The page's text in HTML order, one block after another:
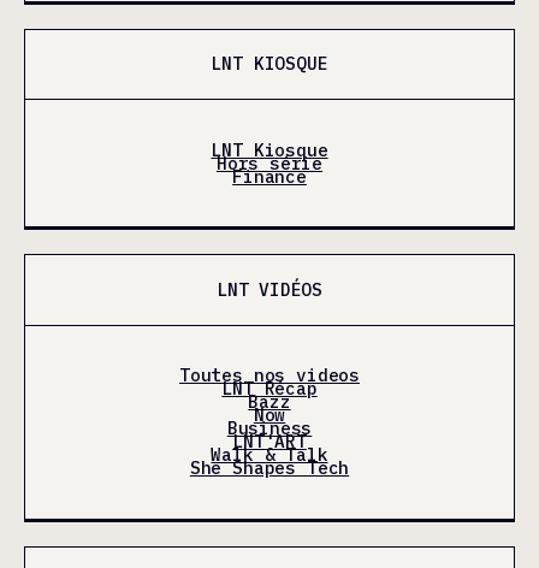
LNT KIOSQUE
LNT Kiosque
Hors série
Finance
LNT VIDÉOS
Toutes nos videos
LNT Récap
Bazz
Now
Business
LNT'ART
Walk & Talk
She Shapes Tech